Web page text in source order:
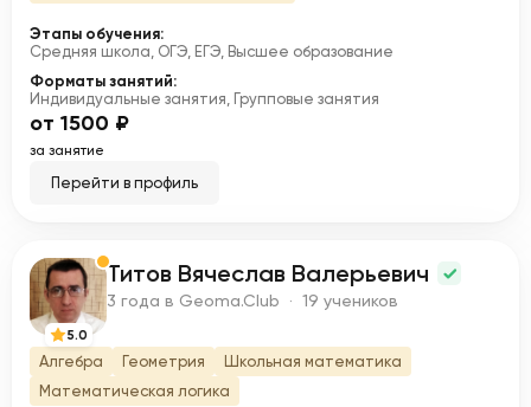
Этапы обучения:
Средняя школа, ОГЭ, ЕГЭ, Высшее образование
Форматы занятий:
Индивидуальные занятия, Групповые занятия
от 1500 ₽
за занятие
Перейти в профиль
Т
5.0
Титов Вячеслав Валерьевич
3 года в Geoma.Club · 19 учеников
Алгебра Геометрия
Школьная математика
Математическая логика